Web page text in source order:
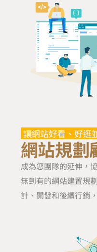
讓網站好看、好逛
網站規劃
成為您團隊的延伸，
無到有的網站建置規
計、開發和後續行銷